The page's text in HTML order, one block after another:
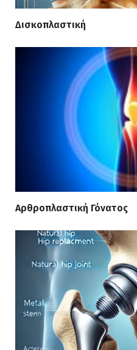
Δισκοπλαστική
Αρθροπλαστική Γόνατος